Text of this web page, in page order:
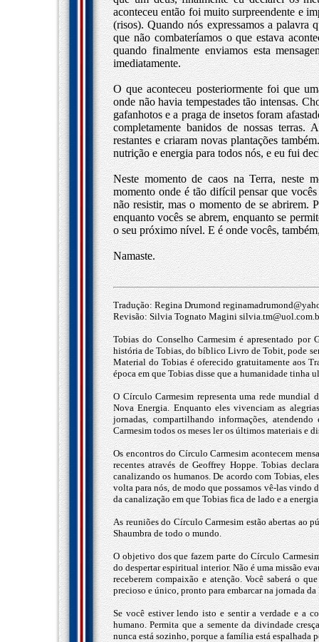
aconteceu então foi muito surpreendente e
(risos). Quando nós expressamos a palavra
que não combateríamos o que estava
quando finalmente enviamos esta
imediatamente.
O que aconteceu posteriormente foi que
onde não havia tempestades tão intensas.
gafanhotos e a praga de insetos foram
completamente banidos de nossas terras.
restantes e criaram novas plantações
nutrição e energia para todos nós, e eu fui
Neste momento de caos na Terra, neste
momento onde é tão difícil pensar que
não resistir, mas o momento de se abrirem.
enquanto vocês se abrem, enquanto se
o seu próximo nível. E é onde vocês,
Namaste.
Tradução: Regina Drumond
Revisão: Silvia Tognato Magini
Tobias do Conselho Carmesim é apresentado
história de Tobias, do bíblico Livro de Tobit, pode
Material do Tobias é oferecido gratuitamente aos
época em que Tobias disse que a humanidade tinha
O Círculo Carmesim representa uma rede mundial
Nova Energia. Enquanto eles vivenciam as
jornadas, compartilhando informações,
Carmesim todos os meses ler os últimos materiais e
Os encontros do Círculo Carmesim acontecem
recentes através de Geoffrey Hoppe. Tobias
canalizando os humanos. De acordo com Tobias,
volta para nós, de modo que possamos vê-las vindo
da canalização em que Tobias fica de lado e a
As reuniões do Círculo Carmesim estão abertas ao
Shaumbra de todo o mundo.
O objetivo dos que fazem parte do Círculo
do despertar espiritual interior. Não é uma missão
receberem compaixão e atenção. Você saberá o
precioso e único, pronto para embarcar na jornada da
Se você estiver lendo isto e sentir a verdade e a
humano. Permita que a semente da divindade
nunca está sozinho, porque a família está espalhada